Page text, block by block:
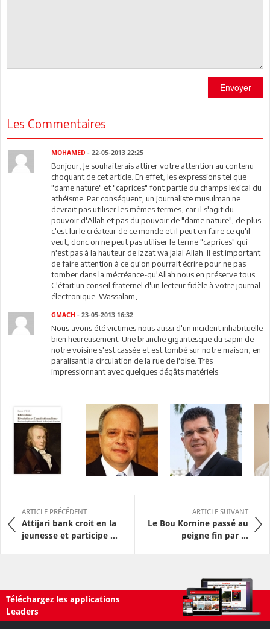
Envoyer
Les Commentaires
MOHAMED - 22-05-2013 22:25
Bonjour, Je souhaiterais attirer votre attention au contenu
choquant de cet article. En effet, les expressions tel que
"dame nature" et "caprices" font partie du champs lexical du
athéisme. Par conséquent, un journaliste musulman ne
devrait pas utiliser les mêmes termes, car il s'agit du
pouvoir d'Allah et pas du pouvoir de "dame nature", de plus
c'est lui le créateur de ce monde et il peut en faire ce qu'il
veut, donc on ne peut pas utiliser le terme "caprices" qui
n'est pas à la hauteur de izzat wa jalal Allah. Il est important
de faire attention à ce qu'on pourrait écrire pour ne pas
tomber dans la mécréance-qu'Allah nous en préserve tous.
C'était un conseil fraternel d'un lecteur fidèle à votre journal
électronique. Wassalam,
GMACH - 23-05-2013 16:32
Nous avons été victimes nous aussi d'un incident inhabituelle
bien heureusement. Une branche gigantesque du sapin de
notre voisine s'est cassée et est tombé sur notre maison, en
paralisant la circulation de la rue de l'oise. Très
impressionnant avec quelques dégâts matériels.
ARTICLE PRÉCÉDENT
Attijari bank croit en la
jeunesse et participe ...
ARTICLE SUIVANT
Le Bou Kornine passé au
peigne fin par ...
Téléchargez les applications
Leaders